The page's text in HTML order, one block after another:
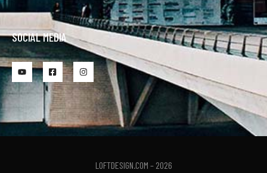
SOCIAL MEDIA
LOFTDESIGN.COM – 2026